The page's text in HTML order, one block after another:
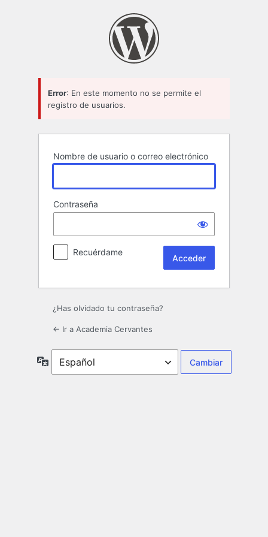
Error: En este momento no se permite el
registro de usuarios.
Nombre de usuario o correo electrónico
Contraseña
Recuérdame
¿Has olvidado tu contraseña?
← Ir a Academia Cervantes
Idioma